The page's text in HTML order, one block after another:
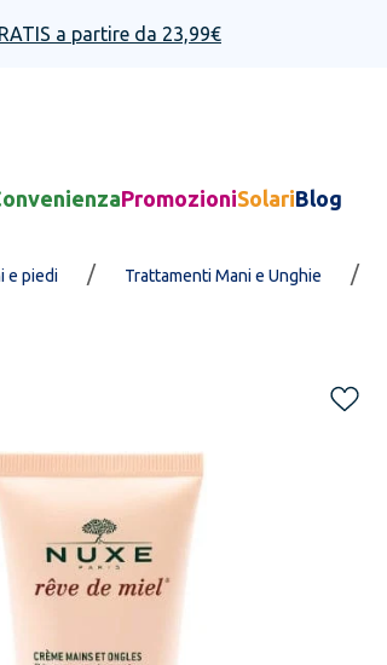
a partire da 23,99€
PromozioniSolariBlog
e piedi / Trattamenti Mani e Unghie /